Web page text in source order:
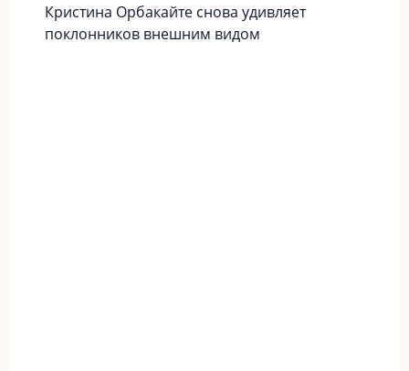
Кристина Орбакайте снова удивляет
поклонников внешним видом